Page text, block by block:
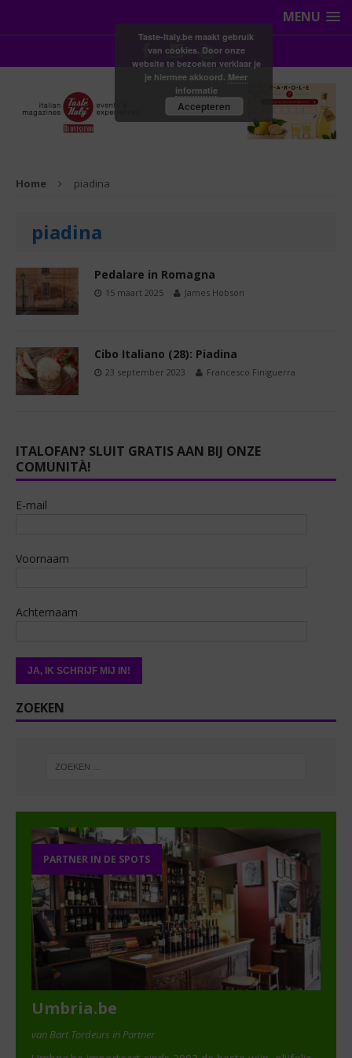
MENU
Home piadina
piadina
Pedalare in Romagna
15 maart 2025 James Hobson
Cibo Italiano (28): Piadina
23 september 2023 Francesco Finiguerra
ITALOFAN? SLUIT GRATIS AAN BIJ ONZE
COMUNITÀ!
E-mail
Voornaam
Achternaam
ZOEKEN
PARTNER IN DE SPOTS
Umbria.be
van Bart Tordeurs in Partner
Taste-Italy.be maakt gebruik
van cookies. Door onze
website te bezoeken verklaar je
je hiermee akkoord. Meer
informatie
Accepteren